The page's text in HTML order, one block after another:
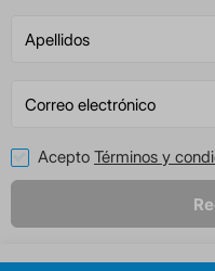
Acepto Términos y